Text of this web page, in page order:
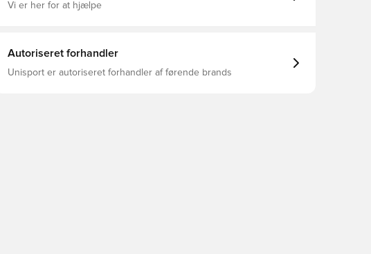
Vi er her for at hjælpe
Autoriseret forhandler
Unisport er autoriseret forhandler af førende brands